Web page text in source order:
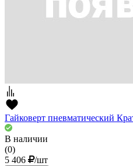
Гайковерт пневматический
В наличии
(0)
5 406
/шт